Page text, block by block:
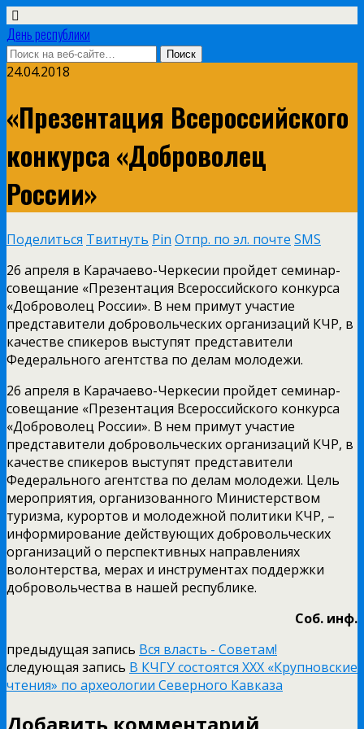
День республики
24.04.2018
«Презентация Всероссийского
конкурса «Доброволец
России»
Поделиться Твитнуть Pin Отпр. по эл. почте SMS
26 апреля в Карачаево-Черкесии пройдет семинар-
совещание «Презентация Всероссийского конкурса
«Доброволец России». В нем примут участие
представители добровольческих организаций КЧР, в
качестве спикеров выступят представители
Федерального агентства по делам молодежи.
26 апреля в Карачаево-Черкесии пройдет семинар-
совещание «Презентация Всероссийского конкурса
«Доброволец России». В нем примут участие
представители добровольческих организаций КЧР, в
качестве спикеров выступят представители
Федерального агентства по делам молодежи. Цель
мероприятия, организованного Министерством
туризма, курортов и молодежной политики КЧР, –
информирование действующих добровольческих
организаций о перспективных направлениях
волонтерства, мерах и инструментах поддержки
добровольчества в нашей республике.
Соб. инф.
предыдущая запись Вся власть - Советам!
следующая запись В КЧГУ состоятся XXX «Крупновские
чтения» по археологии Северного Кавказа
Добавить комментарий